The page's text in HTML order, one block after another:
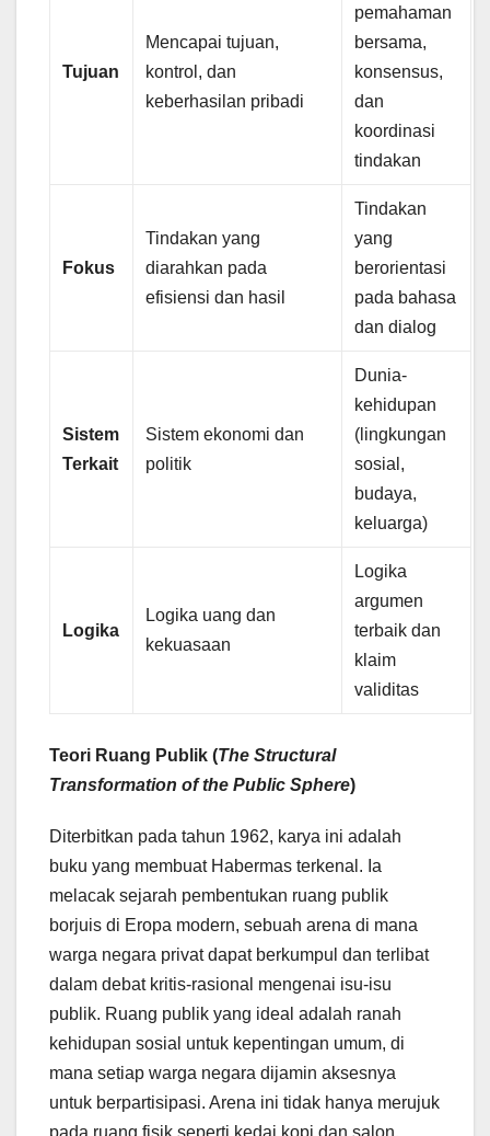
Tujuan
Mencapai tujuan,
kontrol, dan
keberhasilan pribadi
pemahaman
bersama,
konsensus,
dan
koordinasi
tindakan
Fokus
Tindakan yang
diarahkan pada
efisiensi dan hasil
Tindakan
yang
berorientasi
pada bahasa
dan dialog
Sistem
Terkait
Sistem ekonomi dan
politik
Dunia-
kehidupan
(lingkungan
sosial,
budaya,
keluarga)
Logika
Logika uang dan
kekuasaan
Logika
argumen
terbaik dan
klaim
validitas
Teori Ruang Publik (The Structural
Transformation of the Public Sphere)
Diterbitkan pada tahun 1962, karya ini adalah
buku yang membuat Habermas terkenal. Ia
melacak sejarah pembentukan ruang publik
borjuis di Eropa modern, sebuah arena di mana
warga negara privat dapat berkumpul dan terlibat
dalam debat kritis-rasional mengenai isu-isu
publik. Ruang publik yang ideal adalah ranah
kehidupan sosial untuk kepentingan umum, di
mana setiap warga negara dijamin aksesnya
untuk berpartisipasi. Arena ini tidak hanya merujuk